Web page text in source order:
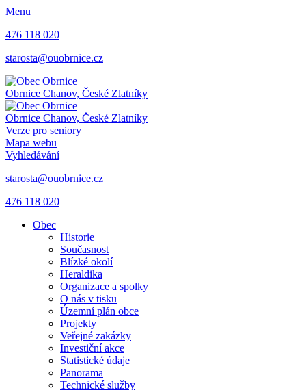
Menu
476 118 020
starosta@ouobrnice.cz
Obrnice Chanov, České Zlatníky
Obrnice Chanov, České Zlatníky
Verze pro seniory
Mapa webu
Vyhledávání
starosta@ouobrnice.cz
476 118 020
Obec
Historie
Současnost
Blízké okolí
Heraldika
Organizace a spolky
O nás v tisku
Územní plán obce
Projekty
Veřejné zakázky
Investiční akce
Statistické údaje
Panorama
Technické služby